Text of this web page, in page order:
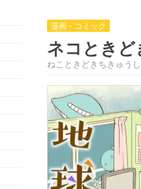
漫画・コミック
ネコときど
ねこときどきちきゅう